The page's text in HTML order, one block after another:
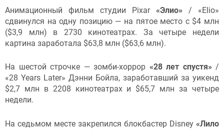
Анимационный фильм студии Pixar «Элио» / «Elio»
сдвинулся на одну позицию — на пятое место с $4 млн
($3,9 млн) в 2730 кинотеатрах. За четыре недели
картина заработала $63,8 млн ($63,6 млн).
На шестой строчке — зомби-хоррор «28 лет спустя» /
«28 Years Later» Дэнни Бойла, заработавший за уикенд
$2,7 млн в 2208 кинотеатрах и $65,7 млн за четыре
недели.
На седьмом месте закрепился блокбастер Disney «Лило